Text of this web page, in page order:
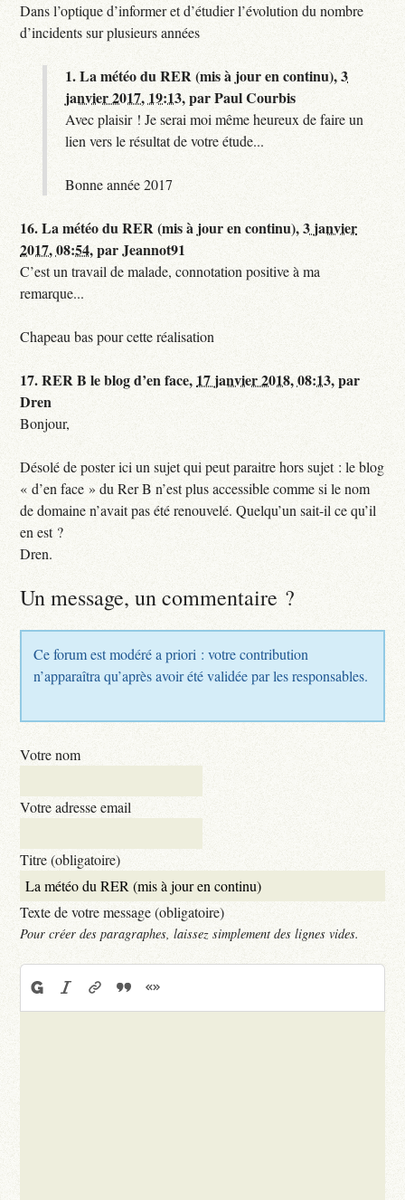
Dans l’optique d’informer et d’étudier l’évolution du nombre
d’incidents sur plusieurs années
1.La météo du RER (mis à jour en continu),3
janvier 2017, 19:13,parPaul Courbis
Avec plaisir ! Je serai moi même heureux de faire un
lien vers le résultat de votre étude...
Bonne année 2017
16.La météo du RER (mis à jour en continu),3 janvier
2017, 08:54,parJeannot91
C’est un travail de malade, connotation positive à ma
remarque...
Chapeau bas pour cette réalisation
17.RER B le blog d’en face, 17 janvier 2018, 08:13,par
Dren
Bonjour,
Désolé de poster ici un sujet qui peut paraitre hors sujet : le blog
« d’en face » du Rer B n’est plus accessible comme si le nom
de domaine n’avait pas été renouvelé. Quelqu’un sait-il ce qu’il
en est ?
Dren.
Un message, un commentaire ?
Ce forum est modéré a priori : votre contribution
n’apparaîtra qu’après avoir été validée par les responsables.
Votre nom
Votre adresse email
Titre (obligatoire)
Texte de votre message (obligatoire)
Pour créer des paragraphes, laissez simplement des lignes vides.